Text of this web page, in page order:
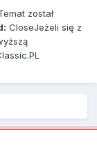
został
CloseJeżeli się z